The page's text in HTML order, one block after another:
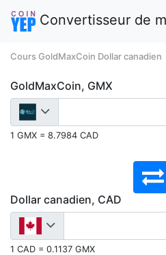
Convertisseur de
Cours GoldMaxCoin Dollar canadien
GoldMaxCoin, GMX
1 GMX = 8.7984 CAD
Dollar canadien, CAD
1 CAD = 0.1137 GMX